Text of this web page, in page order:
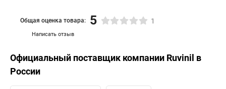
Написать отзыв
Общая оценка товара: 5 1
Официальный поставщик компании Ruvinil в
России